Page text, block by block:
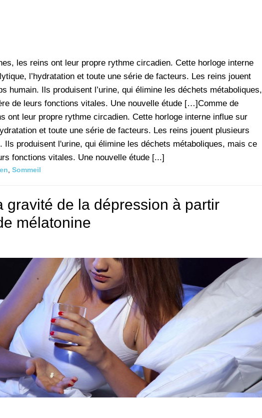
les reins ont leur propre rythme circadien. Cette horloge interne
l’hydratation et toute une série de facteurs. Les reins jouent
humain. Ils produisent l’urine, qui élimine les déchets métaboliques,
de leurs fonctions vitales. Une nouvelle étude […]Comme de
ont leur propre rythme circadien. Cette horloge interne influe sur
et toute une série de facteurs. Les reins jouent plusieurs
Ils produisent l'urine, qui élimine les déchets métaboliques, mais ce
fonctions vitales. Une nouvelle étude [...]
Sommeil
gravité de la dépression à partir
mélatonine